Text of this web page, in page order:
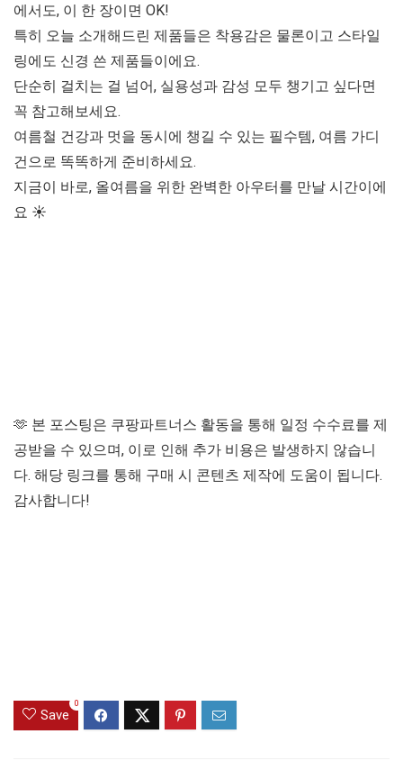
에서도, 이 한 장이면 OK!
특히 오늘 소개해드린 제품들은 착용감은 물론이고 스타일
링에도 신경 쓴 제품들이에요.
단순히 걸치는 걸 넘어, 실용성과 감성 모두 챙기고 싶다면
꼭 참고해보세요.
여름철 건강과 멋을 동시에 챙길 수 있는 필수템, 여름 가디
건으로 똑똑하게 준비하세요.
지금이 바로, 올여름을 위한 완벽한 아우터를 만날 시간이에
요 ☀️
🫶 본 포스팅은 쿠팡파트너스 활동을 통해 일정 수수료를 제
공받을 수 있으며, 이로 인해 추가 비용은 발생하지 않습니
다. 해당 링크를 통해 구매 시 콘텐츠 제작에 도움이 됩니다.
감사합니다!
Save
0